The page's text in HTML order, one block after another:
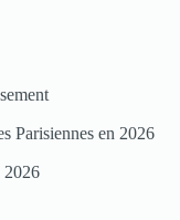
Parisiennes en 2026
2026